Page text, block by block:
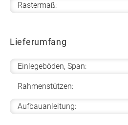
Rastermaß:
Lieferumfang
Einlegeböden, Span:
Rahmenstützen:
Aufbauanleitung: